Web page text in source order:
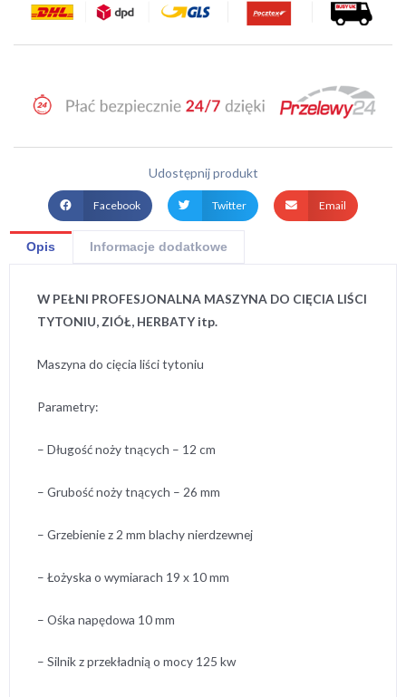
Udostępnij produkt
Facebook Twitter Email
Opis Informacje dodatkowe
W PEŁNI PROFESJONALNA MASZYNA DO CIĘCIA LIŚCI
TYTONIU, ZIÓŁ, HERBATY itp.
Maszyna do cięcia liści tytoniu
Parametry:
– Długość noży tnących – 12 cm
– Grubość noży tnących – 26 mm
– Grzebienie z 2 mm blachy nierdzewnej
– Łożyska o wymiarach 19 x 10 mm
– Ośka napędowa 10 mm
– Silnik z przekładnią o mocy 125 kw